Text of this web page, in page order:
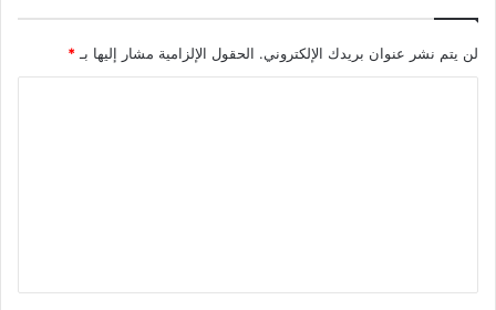
لن يتم نشر عنوان بريدك الإلكتروني. الحقول الإلزامية مشار إليها بـ *